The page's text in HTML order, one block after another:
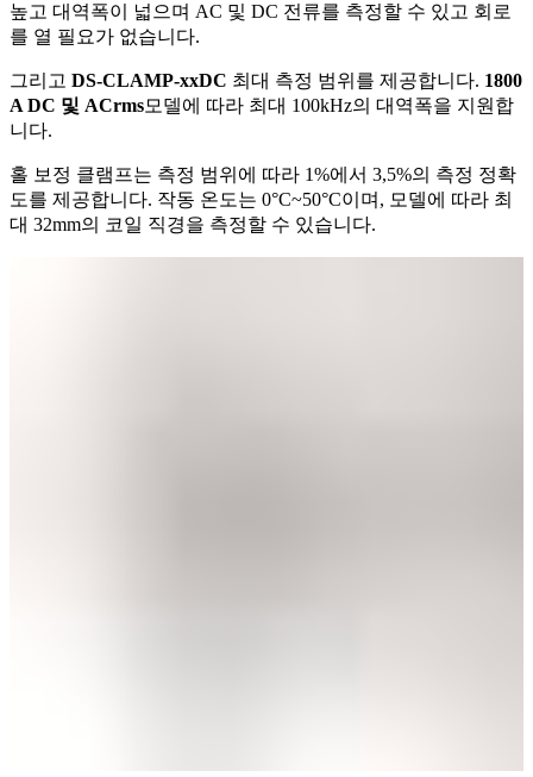
높고 대역폭이 넓으며 AC 및 DC 전류를 측정할 수 있고 회로
를 열 필요가 없습니다.
그리고 DS-CLAMP-xxDC 최대 측정 범위를 제공합니다. 1800
A DC 및 ACrms모델에 따라 최대 100kHz의 대역폭을 지원합
니다.
홀 보정 클램프는 측정 범위에 따라 1%에서 3,5%의 측정 정확
도를 제공합니다. 작동 온도는 0°C~50°C이며, 모델에 따라 최
대 32mm의 코일 직경을 측정할 수 있습니다.